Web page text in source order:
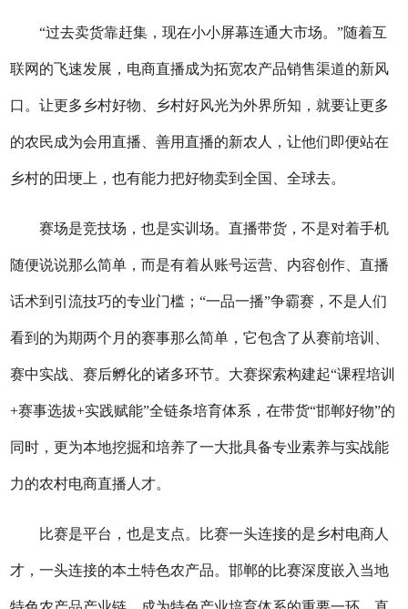
“过去卖货靠赶集，现在小小屏幕连通大市场。”随着互
联网的飞速发展，电商直播成为拓宽农产品销售渠道的新风
口。让更多乡村好物、乡村好风光为外界所知，就要让更多
的农民成为会用直播、善用直播的新农人，让他们即便站在
乡村的田埂上，也有能力把好物卖到全国、全球去。
赛场是竞技场，也是实训场。直播带货，不是对着手机
随便说说那么简单，而是有着从账号运营、内容创作、直播
话术到引流技巧的专业门槛；“一品一播”争霸赛，不是人们
看到的为期两个月的赛事那么简单，它包含了从赛前培训、
赛中实战、赛后孵化的诸多环节。大赛探索构建起“课程培训
+赛事选拔+实践赋能”全链条培育体系，在带货“邯郸好物”的
同时，更为本地挖掘和培养了一大批具备专业素养与实战能
力的农村电商直播人才。
比赛是平台，也是支点。比赛一头连接的是乡村电商人
才，一头连接的本土特色农产品。邯郸的比赛深度嵌入当地